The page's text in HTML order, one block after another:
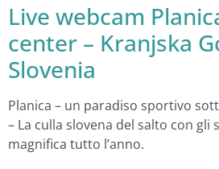
Live webcam
center – Kranjska
Slovenia
Planica – un paradiso sportivo
– La culla slovena del salto con gli
magnifica tutto l’anno.